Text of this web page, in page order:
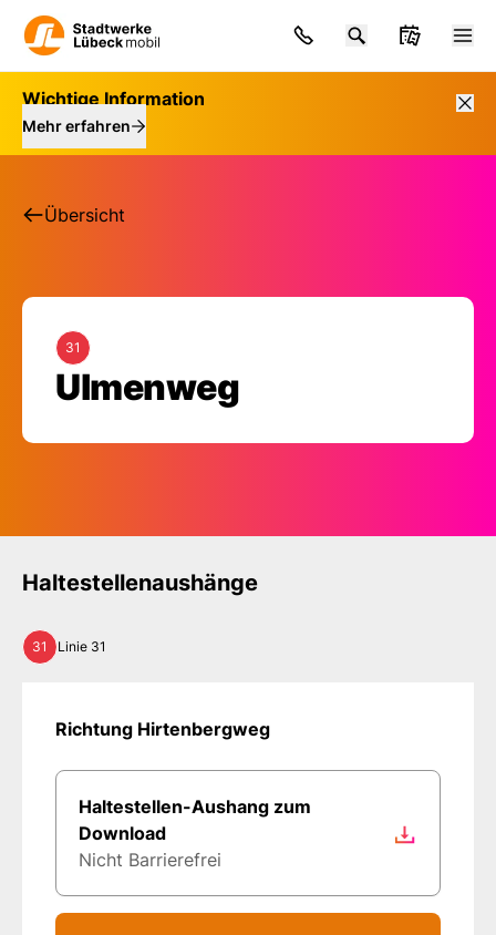
Wichtige Information
Mehr erfahren
Übersicht
Haltestelle:
Ulmenweg
31
Haltestellenaushänge
31 Linie 31
Richtung Hirtenbergweg
Haltestellen-Aushang zum
Download
Nicht Barrierefrei